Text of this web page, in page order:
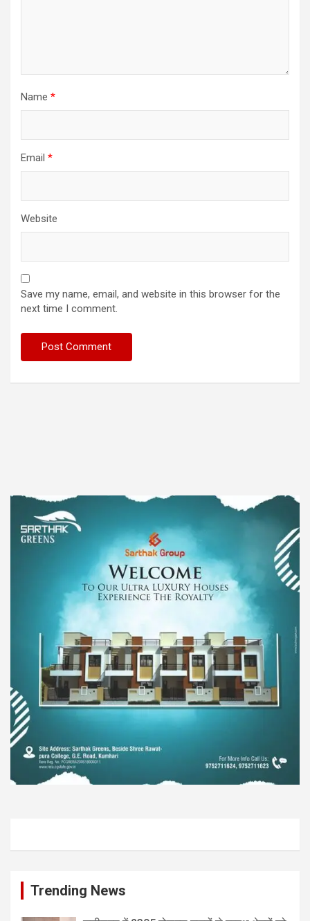
Name *
Email *
Website
Save my name, email, and website in this browser for the
next time I comment.
Trending News